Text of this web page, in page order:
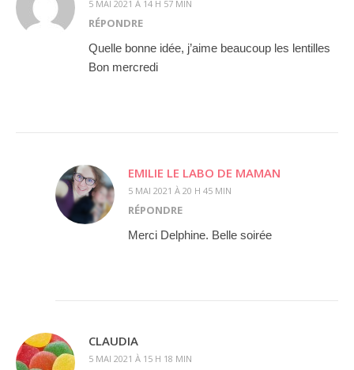
5 MAI 2021 À 14 H 57 MIN
RÉPONDRE
Quelle bonne idée, j’aime beaucoup les lentilles
Bon mercredi
EMILIE LE LABO DE MAMAN
5 MAI 2021 À 20 H 45 MIN
RÉPONDRE
Merci Delphine. Belle soirée
CLAUDIA
5 MAI 2021 À 15 H 18 MIN